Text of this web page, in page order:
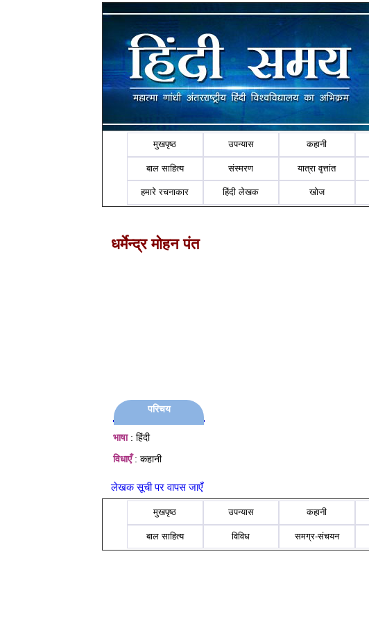
मुखपृष्ठ उपन्यास कहानी
बाल साहित्य संस्मरण यात्रा वृत्तांत
हमारे रचनाकार हिंदी लेखक खोज
धर्मेन्द्र मोहन पंत
परिचय
भाषा: हिंदी
विधाएँ: कहानी
लेखक सूची पर वापस जाएँ
मुखपृष्ठ उपन्यास कहानी
बाल साहित्य विविध समग्र-संचयन